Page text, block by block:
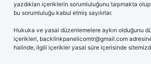
yazdıkları içeriklerin sorumluluğunu taşımakta
bu sorumluluğu kabul etmiş sayılırlar.
Hukuka ve yasal düzenlemelere aykırı olduğunu
içerikleri, backlinkpanelicomtr@gmail.com
halinde, ilgili içerikler yasal süre içerisinde